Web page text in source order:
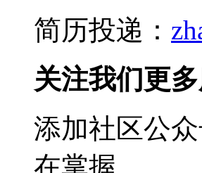
简历投递：
关注我们更
添加社区公
在掌握